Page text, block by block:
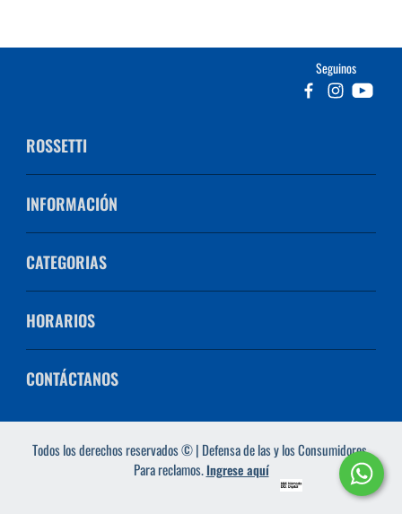
Seguinos
ROSSETTI
INFORMACIÓN
CATEGORIAS
HORARIOS
CONTÁCTANOS
Todos los derechos reservados © | Defensa de las y los Consumidores.
Para reclamos.Ingrese aquí